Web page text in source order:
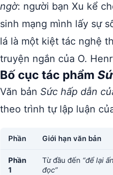
ngờ: người bạn Xu kể
sinh mạng mình lấy sự
lá là một kiệt tác nghệ
truyện ngắn của O.
Bố cục tác phẩm
Văn bản Sức hấp dẫn
theo trình tự lập luận
Phần Giới hạn văn bản
Phần
1
Từ đầu đến “để lại
đọc”